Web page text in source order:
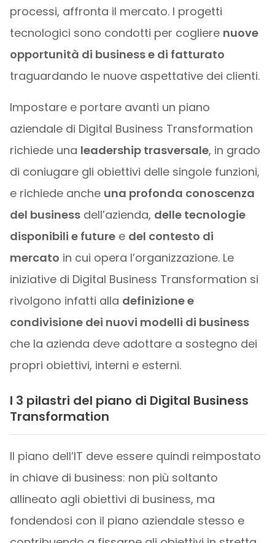
processi, affronta il mercato. I progetti
tecnologici sono condotti per cogliere nuove
opportunità di business e di fatturato
traguardando le nuove aspettative dei clienti.
Impostare e portare avanti un piano
aziendale di Digital Business Transformation
richiede una leadership trasversale, in grado
di coniugare gli obiettivi delle singole funzioni,
e richiede anche una profonda conoscenza
del businessdell’azienda, delle tecnologie
disponibili e futuree del contesto di
mercato in cui opera l’organizzazione. Le
iniziative di Digital Business Transformation si
rivolgono infatti alla definizione e
condivisione dei nuovi modelli di business
che la azienda deve adottare a sostegno dei
propri obiettivi, interni e esterni.
I 3 pilastri del piano di Digital Business
Transformation
Il piano dell’IT deve essere quindi reimpostato
in chiave di business: non più soltanto
allineato agli obiettivi di business, ma
fondendosi con il piano aziendale stesso e